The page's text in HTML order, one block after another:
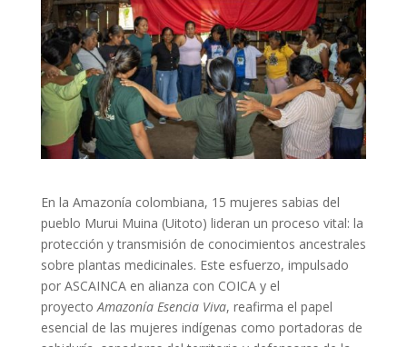
En la Amazonía colombiana, 15 mujeres sabias del
pueblo Murui Muina (Uitoto) lideran un proceso vital: la
protección y transmisión de conocimientos ancestrales
sobre plantas medicinales. Este esfuerzo, impulsado
por ASCAINCA en alianza con COICA y el
proyectoAmazonía Esencia Viva, reafirma el papel
esencial de las mujeres indígenas como portadoras de